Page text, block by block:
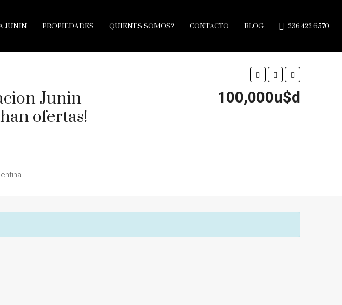
JUNIN PROPIEDADES QUIENES SOMOS? CONTACTO BLOG 236 422 6570
Junin
ofertas!
100,000u$d